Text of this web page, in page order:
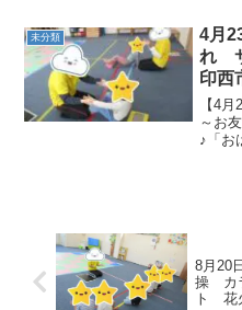
本橋
く見
未分類
4月
れ
印
【4
～お
♪「お
8月20
操 カ
ト 花